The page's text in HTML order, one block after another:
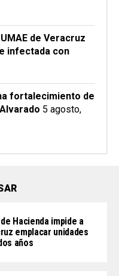
de Veracruz
infectada con
fortalecimiento de
5 agosto,
Hacienda impide a
emplacar unidades
años